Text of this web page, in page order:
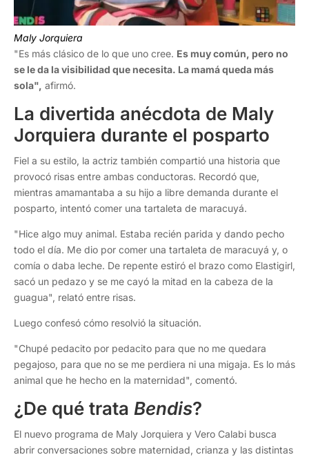
Maly Jorquiera
"Es más clásico de lo que uno cree. Es muy común, pero no
se le da la visibilidad que necesita. La mamá queda más
sola", afirmó.
La divertida anécdota de Maly
Jorquiera durante el posparto
Fiel a su estilo, la actriz también compartió una historia que
provocó risas entre ambas conductoras. Recordó que,
mientras amamantaba a su hijo a libre demanda durante el
posparto, intentó comer una tartaleta de maracuyá.
"Hice algo muy animal. Estaba recién parida y dando pecho
todo el día. Me dio por comer una tartaleta de maracuyá y, o
comía o daba leche. De repente estiró el brazo como Elastigirl,
sacó un pedazo y se me cayó la mitad en la cabeza de la
guagua", relató entre risas.
Luego confesó cómo resolvió la situación.
"Chupé pedacito por pedacito para que no me quedara
pegajoso, para que no se me perdiera ni una migaja. Es lo más
animal que he hecho en la maternidad", comentó.
¿De qué trata Bendis?
El nuevo programa de Maly Jorquiera y Vero Calabi busca
abrir conversaciones sobre maternidad, crianza y las distintas